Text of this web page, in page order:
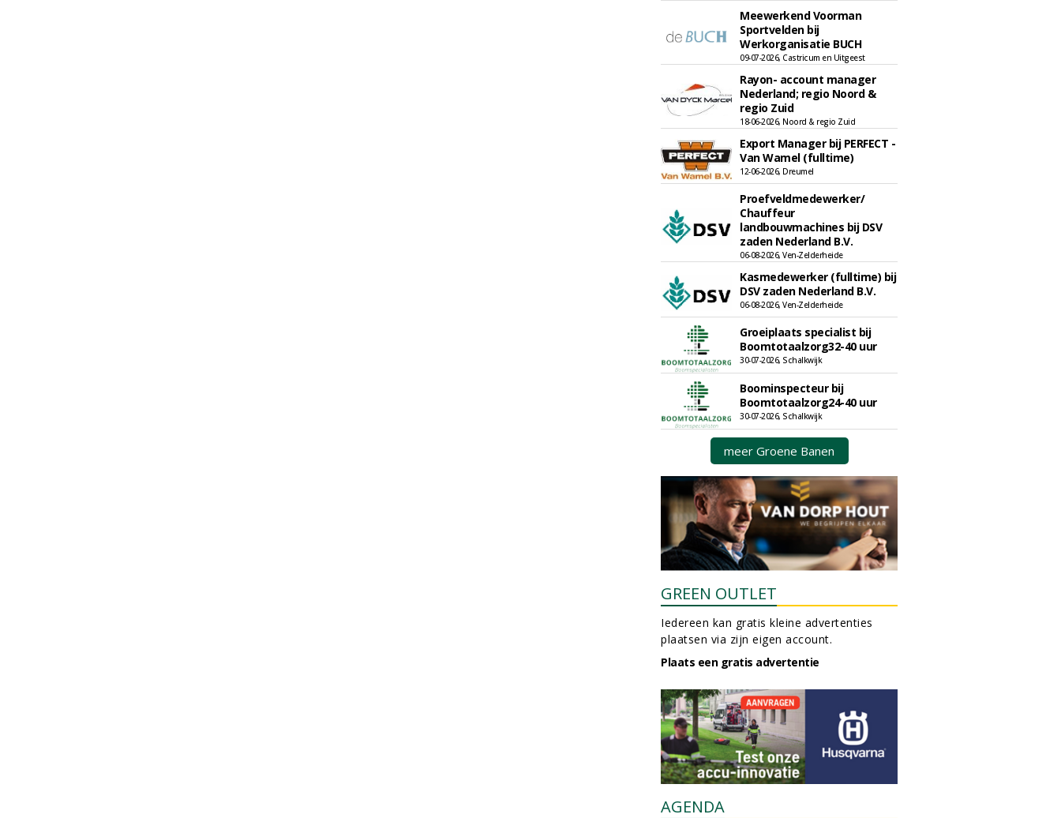
Meewerkend Voorman
Sportvelden bij
Werkorganisatie BUCH
09-07-2026, Castricum en Uitgeest
Rayon- account manager
Nederland; regio Noord &
regio Zuid
18-06-2026, Noord & regio Zuid
Export Manager bij PERFECT -
Van Wamel (fulltime)
12-06-2026, Dreumel
Proefveldmedewerker/
Chauffeur
landbouwmachines bij DSV
zaden Nederland B.V.
06-08-2026, Ven-Zelderheide
Kasmedewerker (fulltime) bij
DSV zaden Nederland B.V.
06-08-2026, Ven-Zelderheide
Groeiplaats specialist bij
Boomtotaalzorg32-40 uur
30-07-2026, Schalkwijk
Boominspecteur bij
Boomtotaalzorg24-40 uur
30-07-2026, Schalkwijk
meer Groene Banen
GREEN OUTLET
Iedereen kan gratis kleine advertenties
plaatsen via zijn eigen account.
Plaats een gratis advertentie
AGENDA